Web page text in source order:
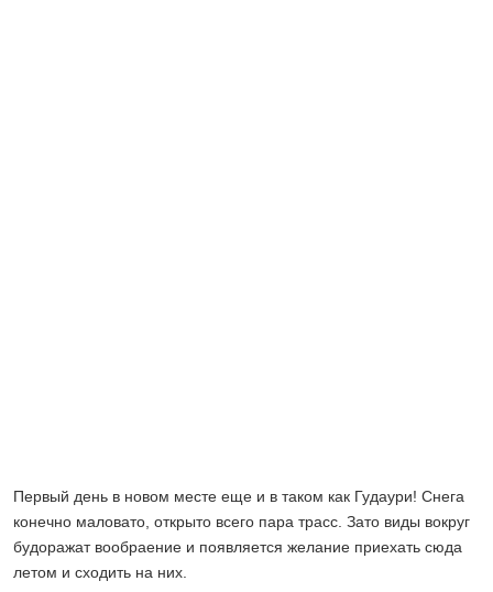
Первый день в новом месте еще и в таком как Гудаури! Снега
конечно маловато, открыто всего пара трасс. Зато виды вокруг
будоражат вообраение и появляется желание приехать сюда
летом и сходить на них.